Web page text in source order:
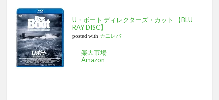
U・ボート ディレクターズ・カット 【BLU-
RAY DISC】
posted with カエレバ
楽天市場
Amazon